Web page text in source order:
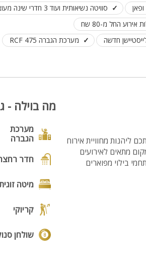
סוויטה נשיאותית ועוד 3 חדרי שינה מעוצבים עם טלוויזיות SMART
החל מ-80 שח
חדשה
מערכת הגברה RCF 475
אתכם ליהנות מחוויית אירוח
מתאים לאירועים
בילוי מפוארים
מה בוילה -
מערכת
הגברה
חדר
מיטה
קריוקי
שולחן